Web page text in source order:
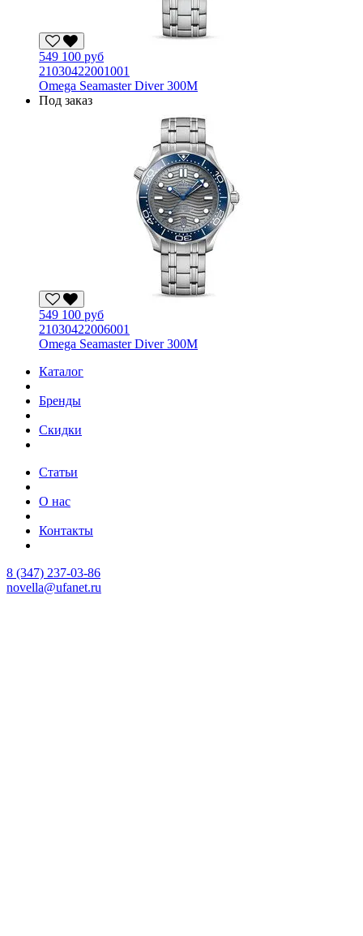
549 100 руб
21030422001001
Omega Seamaster Diver 300M
Под заказ
549 100 руб
21030422006001
Omega Seamaster Diver 300M
Каталог
Бренды
Скидки
Статьи
О нас
Контакты
8 (347) 237-03-86
novella@ufanet.ru